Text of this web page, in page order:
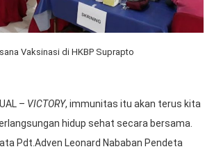
Vaksinasi di HKBP Suprapto
– VICTORY, immunitas itu akan terus kita
hidup sehat secara bersama.
Pdt.Adven Leonard Nababan Pendeta